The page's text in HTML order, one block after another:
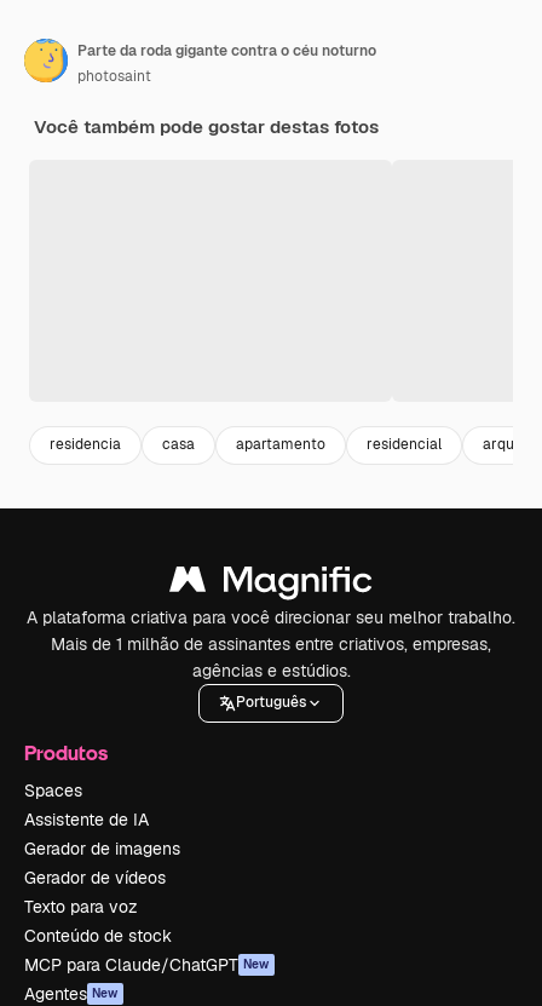
Parte da roda gigante contra o céu noturno
photosaint
Você também pode gostar destas fotos
residencia casa apartamento residencial
A plataforma criativa para você direcionar seu melhor trabalho.
Mais de 1 milhão de assinantes entre criativos, empresas,
agências e estúdios.
Português
Produtos
Spaces
Assistente de IA
Gerador de imagens
Gerador de vídeos
Texto para voz
Conteúdo de stock
MCP para Claude/ChatGPT New
Agentes New